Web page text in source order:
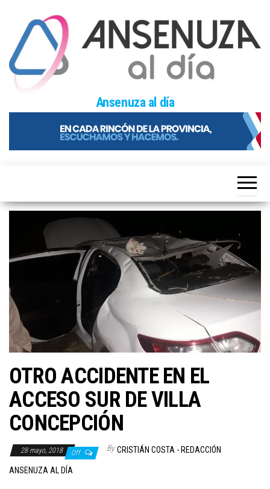
content
Ansenuza al día
OTRO ACCIDENTE EN EL
ACCESO SUR DE VILLA
CONCEPCIÓN
28 mayo, 2018 Off By CRISTIÁN COSTA - REDACCIÓN
ANSENUZA AL DÍA